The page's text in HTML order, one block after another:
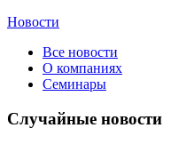
Новости
Все новости
О компаниях
Семинары
Случайные новости